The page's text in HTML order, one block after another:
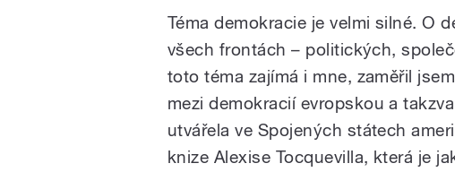
Téma demokracie je velmi silné. O
všech frontách – politických,
toto téma zajímá i mne, zaměřil
mezi demokracií evropskou a
utvářela ve Spojených státech
knize Alexise Tocquevilla, která je